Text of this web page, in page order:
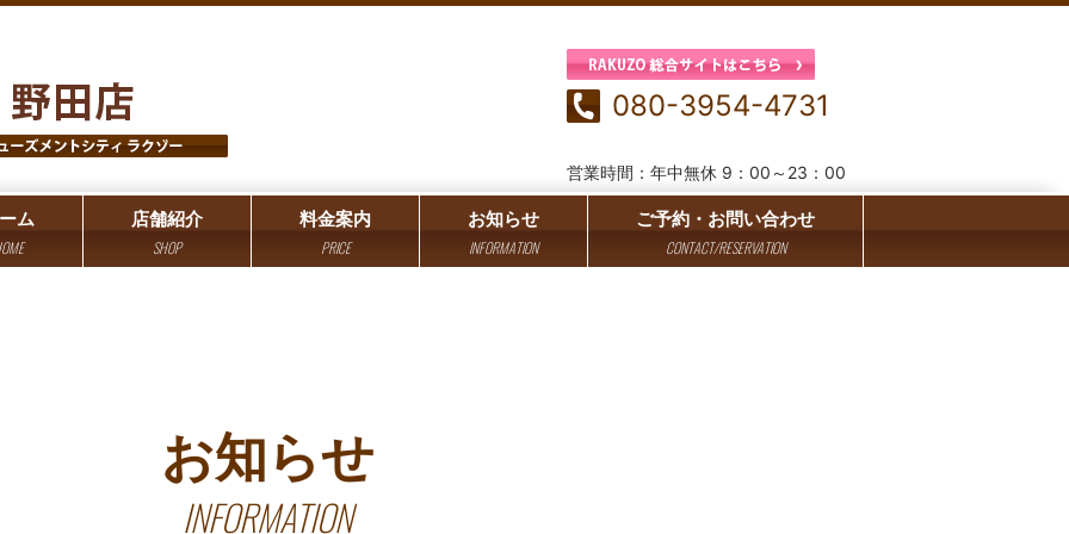
080-3954-4731
営業時間：年中無休 9：00～23：00
ム 店舗紹介
SHOP
料金案内
PRICE
お知らせ
INFORMATION
ご予約・お問い合わせ
CONTACT/RESERVATION
お知らせ
INFORMATION